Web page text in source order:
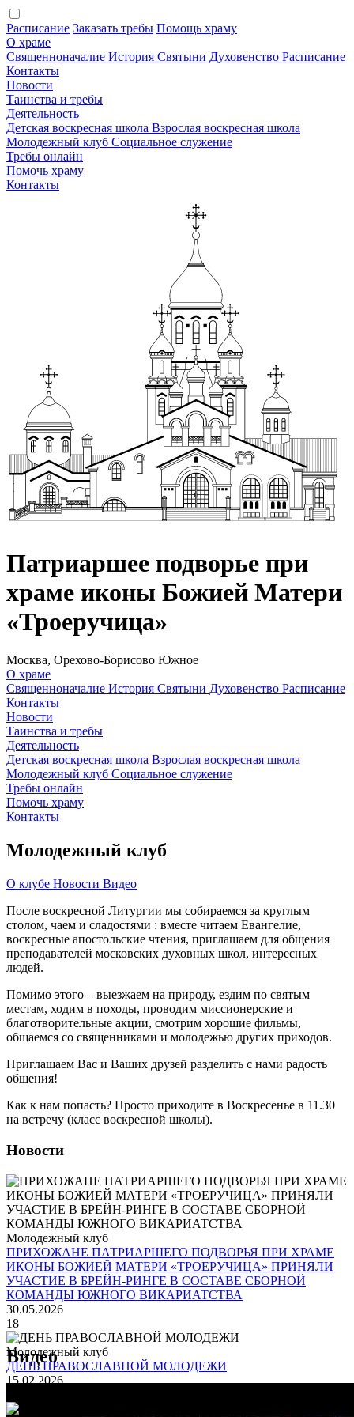
Расписание Заказать требы Помощь храму
О храме
Священноначалие История Святыни Духовенство Расписание
Контакты
Новости
Таинства и требы
Деятельность
Детская воскресная школа Взрослая воскресная школа
Молодежный клуб Социальное служение
Требы онлайн
Помочь храму
Контакты
Патриаршее подворье при
храме иконы Божией Матери
«Троеручица»
Москва, Орехово-Борисово Южное
О храме
Священноначалие История Святыни Духовенство Расписание
Контакты
Новости
Таинства и требы
Деятельность
Детская воскресная школа Взрослая воскресная школа
Молодежный клуб Социальное служение
Требы онлайн
Помочь храму
Контакты
Молодежный клуб
О клубе Новости Видео
После воскресной Литургии мы собираемся за круглым
столом, чаем и сладостями : вместе читаем Евангелие,
воскресные апостольские чтения, приглашаем для общения
преподавателей московских духовных школ, интересных
людей.
Помимо этого – выезжаем на природу, ездим по святым
местам, ходим в походы, проводим миссионерские и
благотворительные акции, смотрим хорошие фильмы,
общаемся со священниками и молодежью других приходов.
Приглашаем Вас и Ваших друзей разделить с нами радость
общения!
Как к нам попасть? Просто приходите в Воскресенье в 11.30
на встречу (класс воскресной школы).
Новости
Молодежный клуб
ПРИХОЖАНЕ ПАТРИАРШЕГО ПОДВОРЬЯ ПРИ ХРАМЕ
ИКОНЫ БОЖИЕЙ МАТЕРИ «ТРОЕРУЧИЦА» ПРИНЯЛИ
УЧАСТИЕ В БРЕЙН-РИНГЕ В СОСТАВЕ СБОРНОЙ
КОМАНДЫ ЮЖНОГО ВИКАРИАТСТВА
30.05.2026
18
Молодежный клуб
ДЕНЬ ПРАВОСЛАВНОЙ МОЛОДЕЖИ
15.02.2026
Видео